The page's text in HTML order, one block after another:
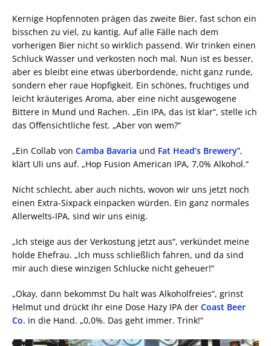
Kernige Hopfennoten prägen das zweite Bier, fast schon ein
bisschen zu viel, zu kantig. Auf alle Fälle nach dem
vorherigen Bier nicht so wirklich passend. Wir trinken einen
Schluck Wasser und verkosten noch mal. Nun ist es besser,
aber es bleibt eine etwas überbordende, nicht ganz runde,
sondern eher raue Hopfigkeit. Ein schönes, fruchtiges und
leicht kräuteriges Aroma, aber eine nicht ausgewogene
Bittere in Mund und Rachen. „Ein IPA, das ist klar“, stelle ich
das Offensichtliche fest. „Aber von wem?“
„Ein Collab von Camba Bavaria und Fat Head’s Brewery”,
klärt Uli uns auf. „Hop Fusion American IPA, 7,0% Alkohol.“
Nicht schlecht, aber auch nichts, wovon wir uns jetzt noch
einen Extra-Sixpack einpacken würden. Ein ganz normales
Allerwelts-IPA, sind wir uns einig.
„Ich steige aus der Verkostung jetzt aus“, verkündet meine
holde Ehefrau. „Ich muss schließlich fahren, und da sind
mir auch diese winzigen Schlucke nicht geheuer!“
„Okay, dann bekommst Du halt was Alkoholfreies“, grinst
Helmut und drückt ihr eine Dose Hazy IPA der Coast Beer
Co. in die Hand. „0,0%. Das geht immer. Trink!“